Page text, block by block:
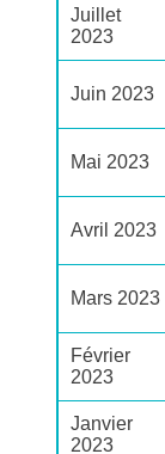
Juillet
2023
Juin 2023
Mai 2023
Avril 2023
Mars 2023
Février
2023
Janvier
2023